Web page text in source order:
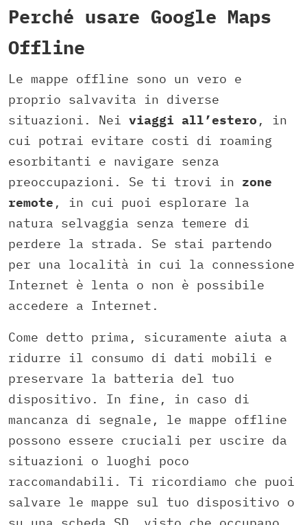
Perché usare Google Maps
Offline
Le mappe offline sono un vero e
proprio salvavita in diverse
situazioni. Nei viaggi all’estero , in
cui potrai evitare costi di roaming
esorbitanti e navigare senza
preoccupazioni. Se ti trovi in zone
remote , in cui puoi esplorare la
natura selvaggia senza temere di
perdere la strada. Se stai partendo
per una località in cui la connessione
Internet è lenta o non è possibile
accedere a Internet.
Come detto prima, sicuramente aiuta a
ridurre il consumo di dati mobili e
preservare la batteria del tuo
dispositivo. In fine, in caso di
mancanza di segnale, le mappe offline
possono essere cruciali per uscire da
situazioni o luoghi poco
raccomandabili. Ti ricordiamo che puoi
salvare le mappe sul tuo dispositivo o